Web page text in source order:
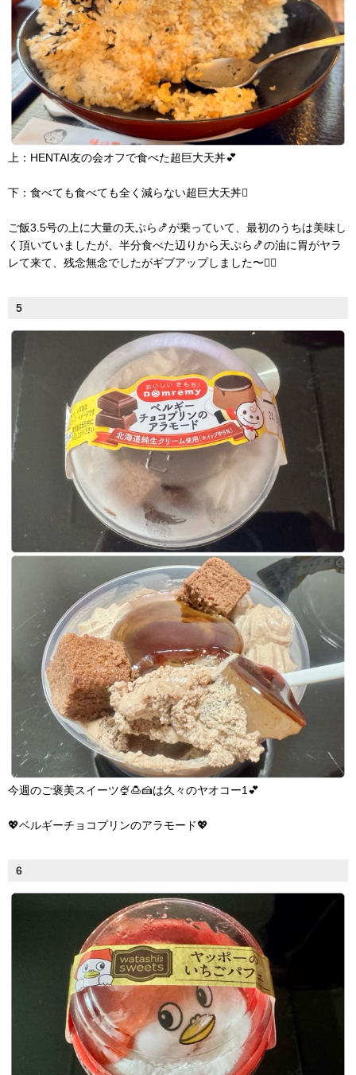
上：HENTAI友の会オフで食べた超巨大天丼💕
下：食べても食べても全く減らない超巨大天丼
ご飯3.5号の上に大量の天ぷら🍤が乗っていて、最初のうちは美味し
く頂いていましたが、半分食べた辺りから天ぷら🍤の油に胃がヤラ
レて来て、残念無念でしたがギブアップしました〜🤷‍♀️
5
今週のご褒美スイーツ🍨🍮🍰は久々のヤオコー1💕
💖ベルギーチョコプリンのアラモード💖
6